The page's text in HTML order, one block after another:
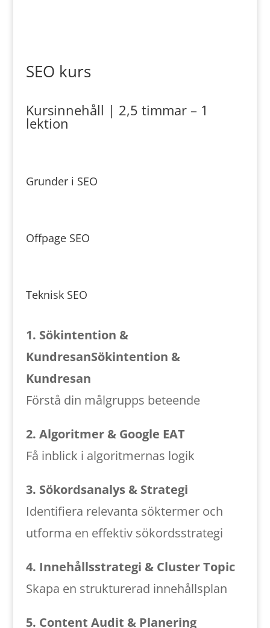
SEO kurs
Kursinnehåll | 2,5 timmar – 1
lektion
Grunder i SEO
Offpage SEO
Teknisk SEO
1. Sökintention &
KundresanSökintention &
Kundresan
Förstå din målgrupps beteende
2. Algoritmer & Google EAT
Få inblick i algoritmernas logik
3. Sökordsanalys & Strategi
Identifiera relevanta söktermer och
utforma en effektiv sökordsstrategi
4. Innehållsstrategi & Cluster Topic
Skapa en strukturerad innehållsplan
5. Content Audit & Planering